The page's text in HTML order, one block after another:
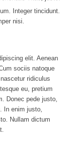
Integer tincidunt.
nisi.
elit. Aenean
sociis natoque
ridiculus
eu, pretium
Donec pede justo,
In enim justo,
Nullam dictum